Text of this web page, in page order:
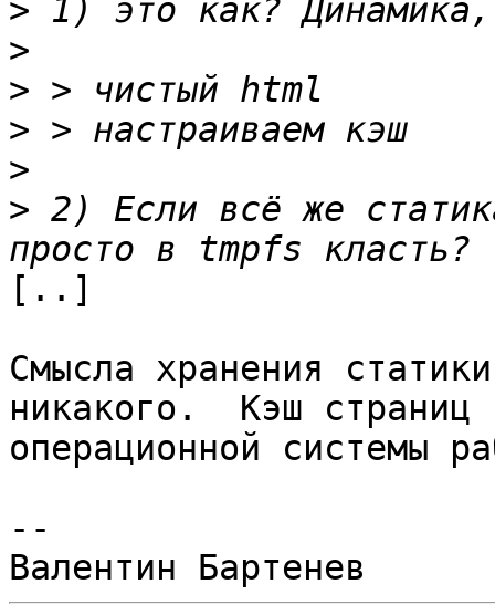
>
>
>
>
>
> 2) Если всё же
[..]
Смысла хранения
никакого.  Кэш страниц
операционной системы
--